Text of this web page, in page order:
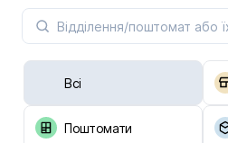
Всі
Поштомати